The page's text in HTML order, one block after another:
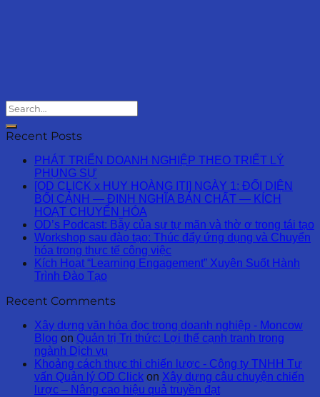
Recent Posts
PHÁT TRIỂN DOANH NGHIỆP THEO TRIẾT LÝ
PHỤNG SỰ
[OD CLICK x HUY HOÀNG ITI] NGÀY 1: ĐỐI DIỆN
BỐI CẢNH — ĐỊNH NGHĨA BẢN CHẤT — KÍCH
HOẠT CHUYỂN HÓA
OD’s Podcast: Bẫy của sự tự mãn và thờ ơ trong tái tạo
Workshop sau đào tạo: Thúc đẩy ứng dụng và Chuyển
hóa trong thực tế công việc
Kích Hoạt “Learning Engagement” Xuyên Suốt Hành
Trình Đào Tạo
Recent Comments
Xây dựng văn hóa đọc trong doanh nghiệp - Moncow
Blog on Quản trị Tri thức: Lợi thế cạnh tranh trong
ngành Dịch vụ
Khoảng cách thực thi chiến lược - Công ty TNHH Tư
vấn Quản lý OD Click on Xây dựng câu chuyện chiến
lược – Nâng cao hiệu quả truyền đạt